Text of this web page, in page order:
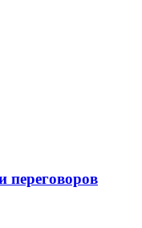
переговоров